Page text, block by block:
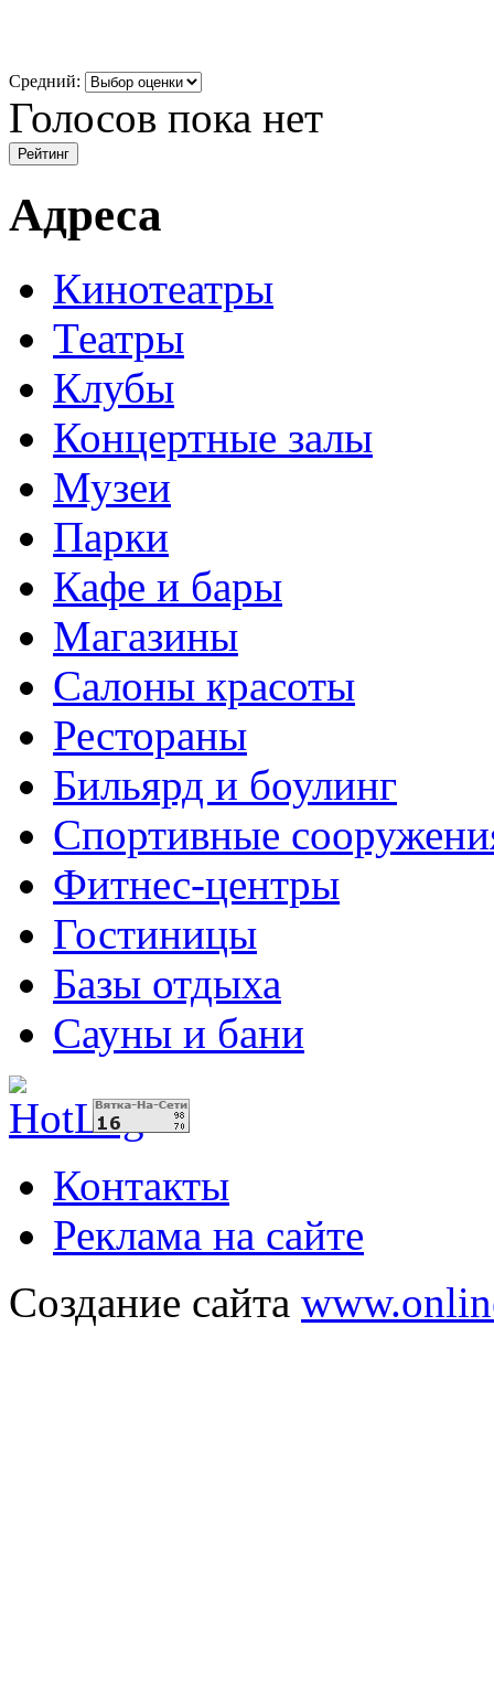
Средний:
Голосов пока нет
Адреса
Кинотеатры
Театры
Клубы
Концертные залы
Музеи
Парки
Кафе и бары
Магазины
Салоны красоты
Рестораны
Бильярд и боулинг
Спортивные
Фитнес-центры
Гостиницы
Базы отдыха
Сауны и бани
Контакты
Реклама на сайте
Создание сайта